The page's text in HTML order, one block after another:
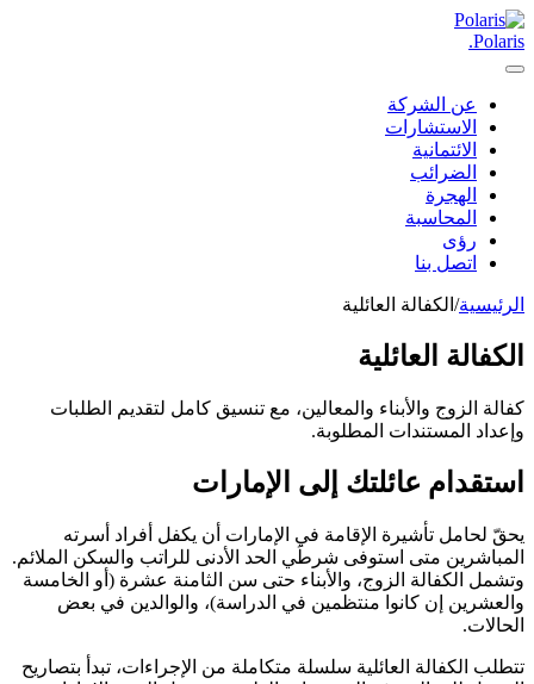
Polaris
.
عن الشركة
الاستشارات
الائتمانية
الضرائب
الهجرة
المحاسبة
رؤى
اتصل بنا
الرئيسية/ الكفالة العائلية
الكفالة العائلية
كفالة الزوج والأبناء والمعالين، مع تنسيق كامل لتقديم الطلبات
وإعداد المستندات المطلوبة.
استقدام عائلتك إلى الإمارات
يحقّ لحامل تأشيرة الإقامة في الإمارات أن يكفل أفراد أسرته
المباشرين متى استوفى شرطَي الحد الأدنى للراتب والسكن الملائم.
وتشمل الكفالة الزوج، والأبناء حتى سن الثامنة عشرة (أو الخامسة
والعشرين إن كانوا منتظمين في الدراسة)، والوالدين في بعض
الحالات.
تتطلب الكفالة العائلية سلسلة متكاملة من الإجراءات، تبدأ بتصاريح